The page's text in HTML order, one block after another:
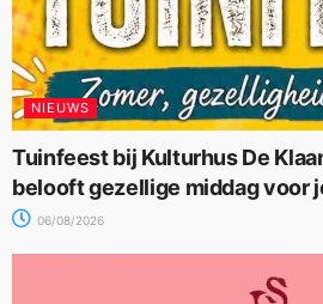
NIEUWS
Tuinfeest bij Kulturhus De
belooft gezellige middag voor
06/08/2026